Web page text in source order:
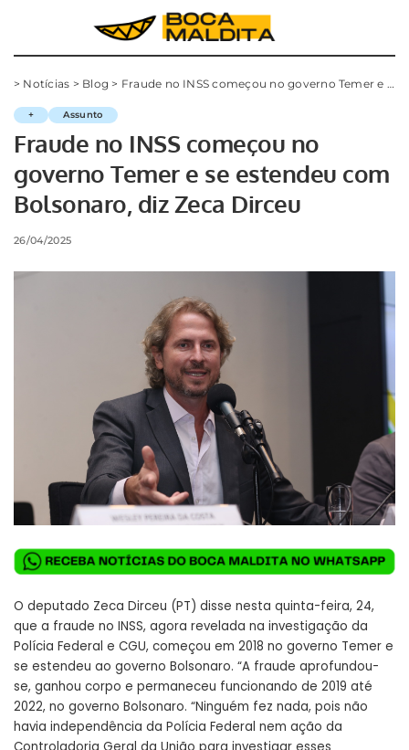
> Notícias > Blog > Fraude no INSS começou no governo Temer e se estendeu com Bolsonaro, diz Zeca Dirceu
+ Assunto
Fraude no INSS começou no
governo Temer e se estendeu com
Bolsonaro, diz Zeca Dirceu
26/04/2025
O deputado Zeca Dirceu (PT) disse nesta quinta-feira, 24,
que a fraude no INSS, agora revelada na investigação da
Polícia Federal e CGU, começou em 2018 no governo Temer e
se estendeu ao governo Bolsonaro. “A fraude aprofundou-
se, ganhou corpo e permaneceu funcionando de 2019 até
2022, no governo Bolsonaro. “Ninguém fez nada, pois não
havia independência da Polícia Federal nem ação da